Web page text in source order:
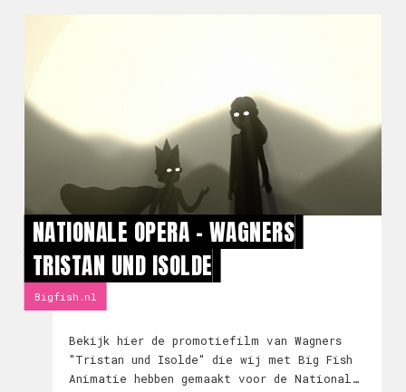
NATIONALE OPERA - WAGNERS
TRISTAN UND ISOLDE
Bigfish.nl
Bekijk hier de promotiefilm van Wagners
"Tristan und Isolde" die wij met Big Fish
Animatie hebben gemaakt voor de Nationale